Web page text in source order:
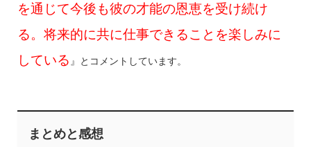
を通じて今後も彼の才能の恩恵を受け続け
る。将来的に共に仕事できることを楽しみに
している 』とコメントしています。
まとめと感想